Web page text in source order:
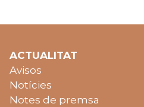
ACTUALITAT
Avisos
Notícies
Notes de premsa